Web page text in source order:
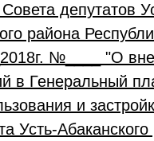
депутатов
района
№____ "О
в Генеральный
и
Усть-